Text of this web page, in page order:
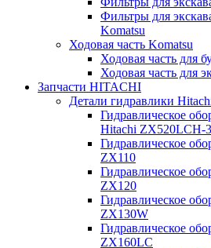
Фильтры для
Komatsu
Ходовая часть Komatsu
Ходовая часть для
Ходовая часть для
Запчасти HITACHI
Детали гидравлики
Гидравлическое
Hitachi ZX520LCH-3
Гидравлическое
ZX110
Гидравлическое
ZX120
Гидравлическое
ZX130W
Гидравлическое
ZX160LC